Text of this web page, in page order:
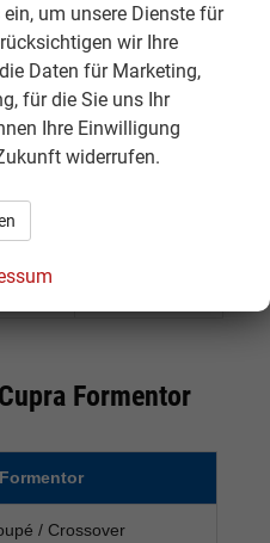
schnell ein
attraktives
Angebot mit
Rabatt suchen
Käufer, die sich
Formentor
/ Crossover
um unsere Dienste für
wir Ihre
Daten für Marketing,
für die Sie uns Ihr
Ihre Einwilligung
widerrufen.